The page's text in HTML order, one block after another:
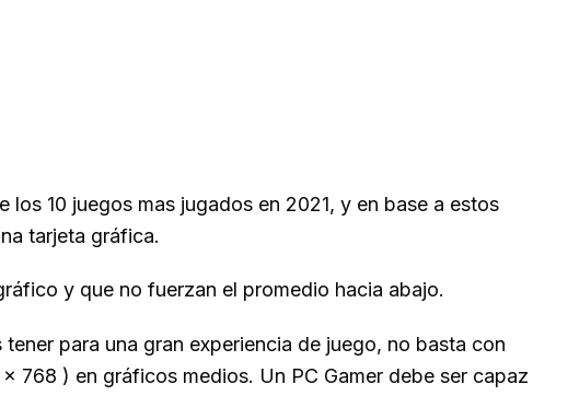
10 juegos mas jugados en 2021, y en base a estos
tarjeta gráfica.
y que no fuerzan el promedio hacia abajo.
para una gran experiencia de juego, no basta con
768 ) en gráficos medios. Un PC Gamer debe ser capaz